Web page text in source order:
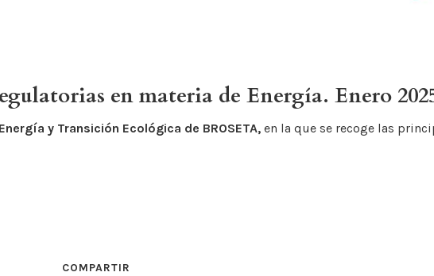
en materia de Energía. Enero
y Transición Ecológica de BROSETA, en la que se recoge las
COMPARTIR